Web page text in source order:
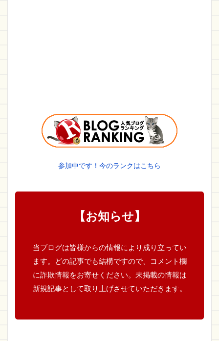
参加中です！今のランクはこちら
【お知らせ】
当ブログは皆様からの情報により成り立ってい
ます。どの記事でも結構ですので、コメント欄
に詐欺情報をお寄せください。未掲載の情報は
新規記事として取り上げさせていただきます。